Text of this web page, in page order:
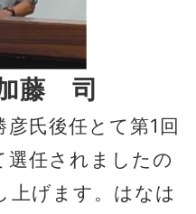
藤 司
氏後任とて第1回
選任されましたの
上げます。はなは